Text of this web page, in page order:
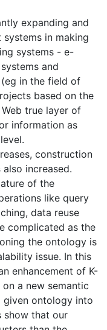
expanding and
in making
systems - e-
and
in the field of
based on the
true layer of
information as
construction
increased.
of the
like query
data reuse
complicated as the
the ontology is
issue. In this
enhancement of K-
a new semantic
given ontology into
show that our